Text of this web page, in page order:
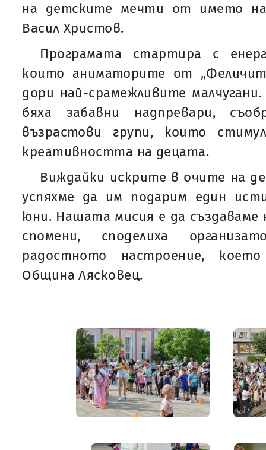
на детските мечти от името
Васил Христов.
Програмата стартира с
които аниматорите от
дори най-срамежливите
бяха забавни надпревари,
възрастови групи, които
креативността на децата.
Виждайки искрите в очите на
успяхме да им подарим един
юни. Нашата мисия е да създаваме
спомени, споделиха
радостното настроение,
Община Лясковец.